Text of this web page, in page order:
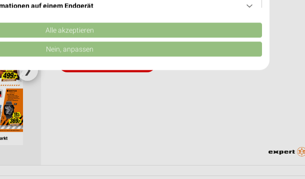
❯
Gültig von 31. Jul. bis 06. Aug.
📅 Kalendereintrag erstellen
auf einem Endgerät
von Werbeanzeigen
Werbung
von Inhalten
personalisierter Inhalte
Alle akzeptieren
Nein, anpassen